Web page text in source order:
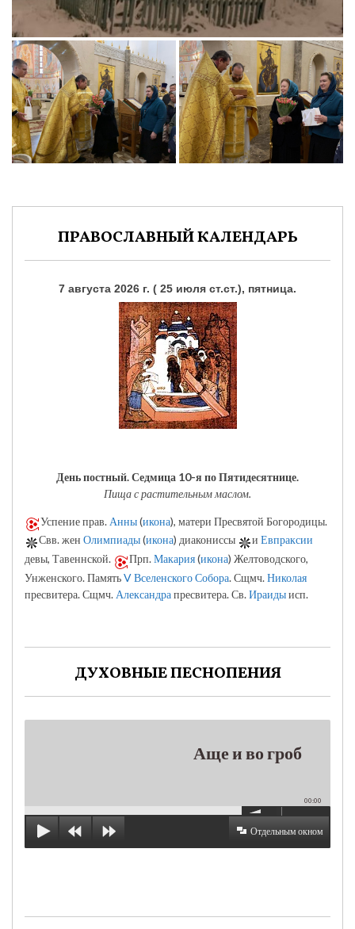
ПРАВОСЛАВНЫЙ КАЛЕНДАРЬ
7 августа 2026 г. ( 25 июля ст.ст.), пятница.
День постный.Седмица 10-я по Пятидесятнице.
Пища с растительным маслом.
Успение прав. Анны(икона), матери Пресвятой Богородицы.
Свв. жен Олимпиады(икона) диакониссы и Евпраксии
девы, Тавеннской.
Прп.Макария(икона) Желтоводского,
Унженского. ПамятьV Вселенского Собора. Сщмч.Николая
пресвитера. Сщмч. Александрапресвитера. Св.Ираидыисп.
ДУХОВНЫЕ ПЕСНОПЕНИЯ
Аще и во гроб
00:00
Отдельным окном